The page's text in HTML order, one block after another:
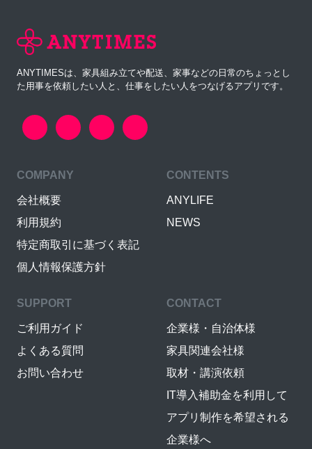
ANYTIMESは、家具組み立てや配送、家事などの日常のちょっとし
た用事を依頼したい人と、仕事をしたい人をつなげるアプリです。
COMPANY
会社概要
利用規約
特定商取引に基づく表記
個人情報保護方針
CONTENTS
ANYLIFE
NEWS
SUPPORT
ご利用ガイド
よくある質問
お問い合わせ
CONTACT
企業様・自治体様
家具関連会社様
取材・講演依頼
IT導入補助金を利用して
アプリ制作を希望される
企業様へ